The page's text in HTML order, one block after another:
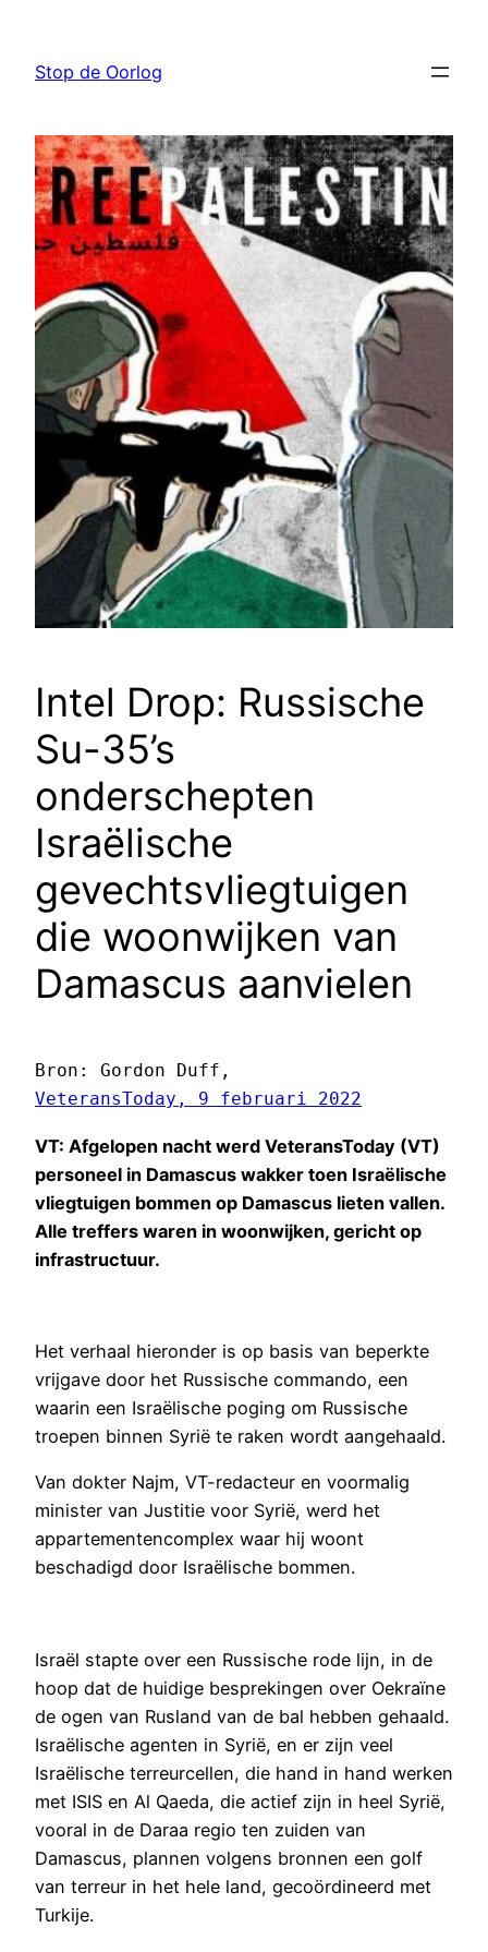
Stop de Oorlog
Intel Drop: Russische
Su-35’s
onderschepten
Israëlische
gevechtsvliegtuigen
die woonwijken van
Damascus aanvielen
Bron: Gordon Duff,
VeteransToday, 9 februari 2022
VT: Afgelopen nacht werd VeteransToday (VT)
personeel in Damascus wakker toen Israëlische
vliegtuigen bommen op Damascus lieten vallen.
Alle treffers waren in woonwijken, gericht op
infrastructuur.
Het verhaal hieronder is op basis van beperkte
vrijgave door het Russische commando, een
waarin een Israëlische poging om Russische
troepen binnen Syrië te raken wordt aangehaald.
Van dokter Najm, VT-redacteur en voormalig
minister van Justitie voor Syrië, werd het
appartementencomplex waar hij woont
beschadigd door Israëlische bommen.
Israël stapte over een Russische rode lijn, in de
hoop dat de huidige besprekingen over Oekraïne
de ogen van Rusland van de bal hebben gehaald.
Israëlische agenten in Syrië, en er zijn veel
Israëlische terreurcellen, die hand in hand werken
met ISIS en Al Qaeda, die actief zijn in heel Syrië,
vooral in de Daraa regio ten zuiden van
Damascus, plannen volgens bronnen een golf
van terreur in het hele land, gecoördineerd met
Turkije.